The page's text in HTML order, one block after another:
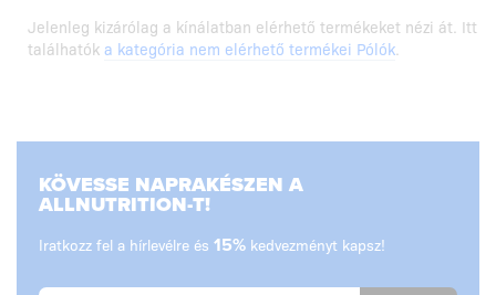
Jelenleg kizárólag a kínálatban elérhető termékeket nézi át. Itt
találhatók a kategória nem elérhető termékei Pólók
KÖVESSE NAPRAKÉSZEN A
ALLNUTRITION-T!
Iratkozz fel a hírlevélre és 15% kedvezményt kapsz!